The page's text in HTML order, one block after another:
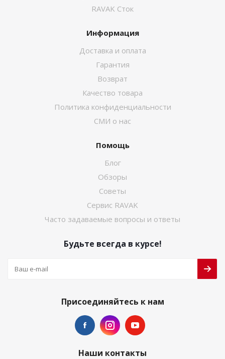
RAVAK Сток
Информация
Доставка и оплата
Гарантия
Возврат
Качество товара
Политика конфиденциальности
СМИ о нас
Помощь
Блог
Обзоры
Советы
Сервис RAVAK
Часто задаваемые вопросы и ответы
Будьте всегда в курсе!
Присоединяйтесь к нам
Наши контакты